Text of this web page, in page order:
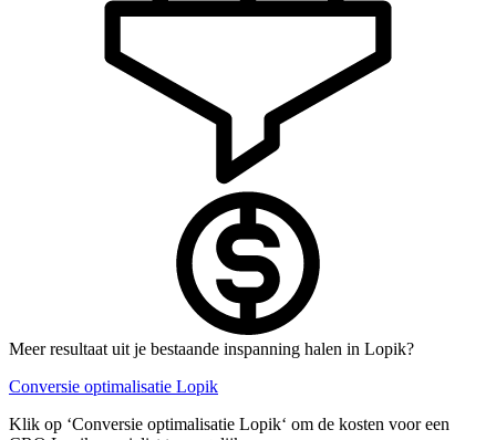
Meer resultaat uit je bestaande inspanning halen in Lopik?
Conversie optimalisatie Lopik
Klik op ‘Conversie optimalisatie Lopik‘ om de kosten voor een